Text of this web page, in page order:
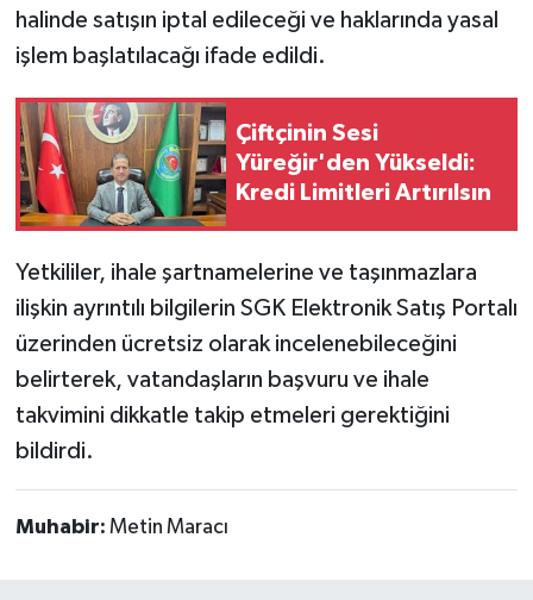
halinde satışın iptal edileceği ve haklarında yasal
işlem başlatılacağı ifade edildi.
Çiftçinin Sesi
Yüreğir'den Yükseldi:
Kredi Limitleri Artırılsın
Yetkililer, ihale şartnamelerine ve taşınmazlara
ilişkin ayrıntılı bilgilerin SGK Elektronik Satış Portalı
üzerinden ücretsiz olarak incelenebileceğini
belirterek, vatandaşların başvuru ve ihale
takvimini dikkatle takip etmeleri gerektiğini
bildirdi.
Muhabir: Metin Maracı